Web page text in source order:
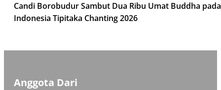
Candi Borobudur Sambut Dua Ribu Umat Buddha pada
Indonesia Tipitaka Chanting 2026
Anggota Dari